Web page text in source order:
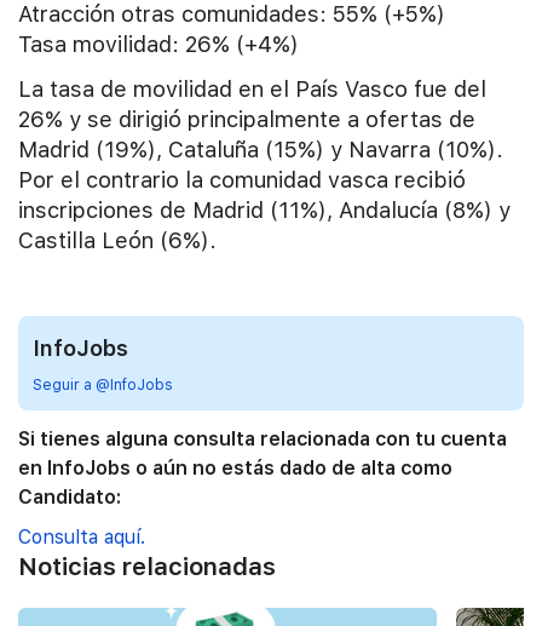
Atracción otras comunidades: 55% (+5%)
Tasa movilidad: 26% (+4%)
La tasa de movilidad en el País Vasco fue del
26% y se dirigió principalmente a ofertas de
Madrid (19%), Cataluña (15%) y Navarra (10%).
Por el contrario la comunidad vasca recibió
inscripciones de Madrid (11%), Andalucía (8%) y
Castilla León (6%).
InfoJobs
Seguir a @InfoJobs
Si tienes alguna consulta relacionada con tu cuenta
en InfoJobs o aún no estás dado de alta como
Candidato:
Consulta aquí.
Noticias relacionadas